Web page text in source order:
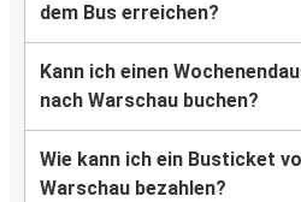
dem Bus erreichen?
Kann ich einen
nach Warschau buchen?
Wie kann ich ein Busticket
Warschau bezahlen?